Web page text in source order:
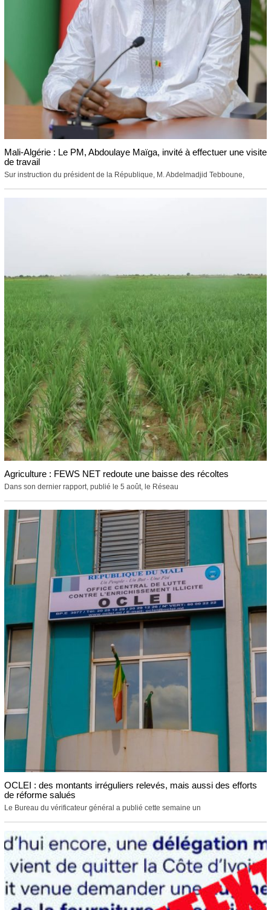
Mali-Algérie : Le PM, Abdoulaye Maïga, invité à effectuer une visite
de travail
Sur instruction du président de la République, M. Abdelmadjid Tebboune,
Agriculture : FEWS NET redoute une baisse des récoltes
Dans son dernier rapport, publié le 5 août, le Réseau
OCLEI : des montants irréguliers relevés, mais aussi des efforts
de réforme salués
Le Bureau du vérificateur général a publié cette semaine un